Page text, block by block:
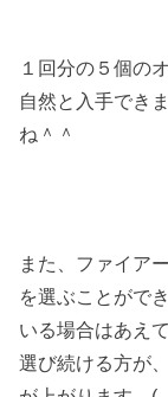
１回分の５個の
自然と入手でき
ね＾＾
また、ファイア
を選ぶことがで
いる場合はあえ
選び続ける方が